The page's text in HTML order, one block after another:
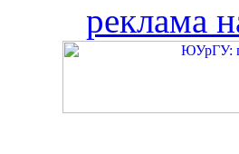
реклама